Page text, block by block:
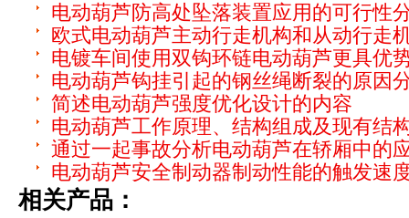
电动葫芦防高处坠落装置应用的可行性
欧式电动葫芦主动行走机构和从动行走
电镀车间使用双钩环链电动葫芦更具优
电动葫芦钩挂引起的钢丝绳断裂的原因
简述电动葫芦强度优化设计的内容
电动葫芦工作原理、结构组成及现有结
通过一起事故分析电动葫芦在轿厢中的
电动葫芦安全制动器制动性能的触发速
相关产品：